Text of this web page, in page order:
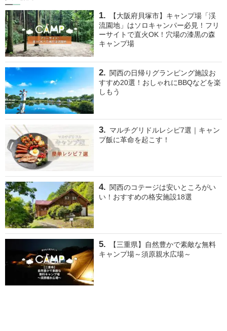
【大阪府貝塚市】キャンプ場「渓
流園地」はソロキャンパー必見！フリ
ーサイトで直火OK！穴場の漆黒の森
キャンプ場
関西の日帰りグランピング施設お
すすめ20選！おしゃれにBBQなどを楽
しもう
マルチグリドルレシピ7選｜キャン
プ飯に革命を起こす！
関西のコテージは安いところがい
い！おすすめの格安施設18選
【三重県】自然豊かで素敵な無料
キャンプ場～須原親水広場～